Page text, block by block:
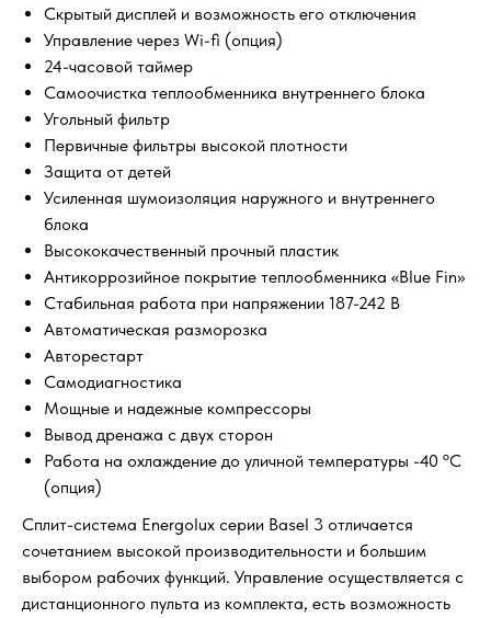
Скрытый дисплей и возможность его отключения
Управление через Wi-fi (опция)
24-часовой таймер
Самоочистка теплообменника внутреннего блока
Угольный фильтр
Первичные фильтры высокой плотности
Защита от детей
Усиленная шумоизоляция наружного и внутреннего
блока
Высококачественный прочный пластик
Антикоррозийное покрытие теплообменника «Blue Fin»
Стабильная работа при напряжении 187-242 В
Автоматическая разморозка
Авторестарт
Самодиагностика
Мощные и надежные компрессоры
Вывод дренажа с двух сторон
Работа на охлаждение до уличной температуры -40 ºС
(опция)
Сплит-система Energolux серии Basel 3 отличается
сочетанием высокой производительности и большим
выбором рабочих функций. Управление осуществляется с
дистанционного пульта из комплекта, есть возможность